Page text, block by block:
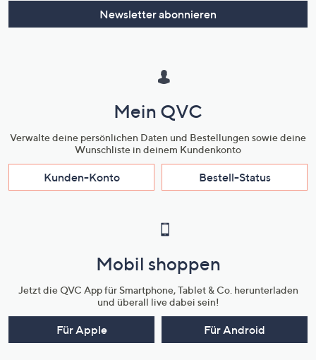
Newsletter abonnieren
Mein QVC
Verwalte deine persönlichen Daten und Bestellungen sowie deine
Wunschliste in deinem Kundenkonto
Kunden-Konto Bestell-Status
Mobil shoppen
Jetzt die QVC App für Smartphone, Tablet & Co. herunterladen
und überall live dabei sein!
Für Apple Für Android